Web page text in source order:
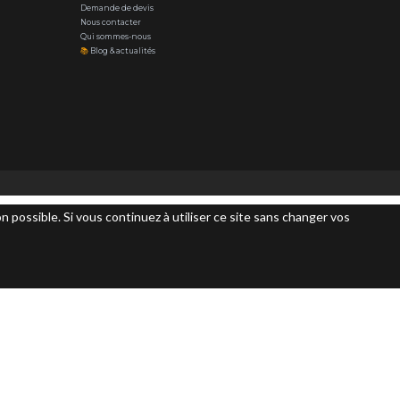
Demande de devis
Nous contacter
Qui sommes-nous
📚Blog & actualités
Si vous continuez à utiliser ce site sans changer vos